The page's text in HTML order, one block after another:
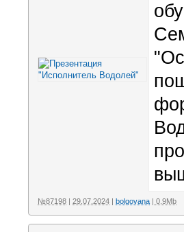
№87198 29.07.2024 bolgovana | 0.9Mb